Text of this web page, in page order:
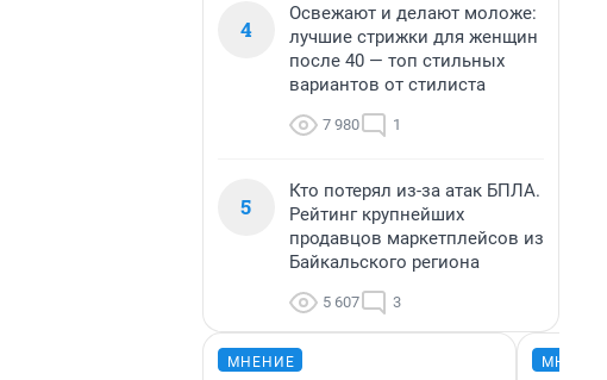
4
Освежают и делают моложе:
лучшие стрижки для женщин
после 40 — топ стильных
вариантов от стилиста
7 980 1
5
Кто потерял из-за атак БПЛА.
Рейтинг крупнейших
продавцов маркетплейсов из
Байкальского региона
5 607 3
МНЕНИЕ